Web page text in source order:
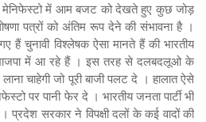
मेनिफेस्टो में आम बजट को देखते हुए कुछ जोड़
पत्रों को अंतिम रूप देने की संभावना है ।
चुनावी विश्लेषक ऐसा मानते हैं की भारतीय
में आ रहे हैं । इस तरह से दलबदलूओ के
चाहेगी जो पूरी बाजी पलट दे । हालात ऐसे
पर पानी फेर दे । भारतीय जनता पार्टी भी
सरकार ने विपक्षी दलों के कई वादों की